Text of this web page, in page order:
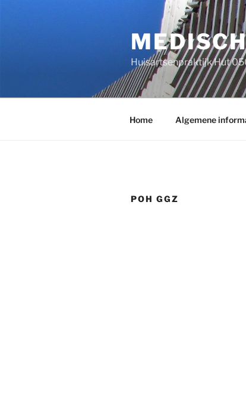
Huisartsenpraktijk Hut
Home Algemene
POH GGZ